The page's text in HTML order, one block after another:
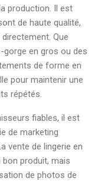
production. Il est
de haute qualité,
Que
en gros ou des
de forme en
pour maintenir une
répétés.
fiables, il est
de marketing
vente de lingerie en
bon produit, mais
de photos de